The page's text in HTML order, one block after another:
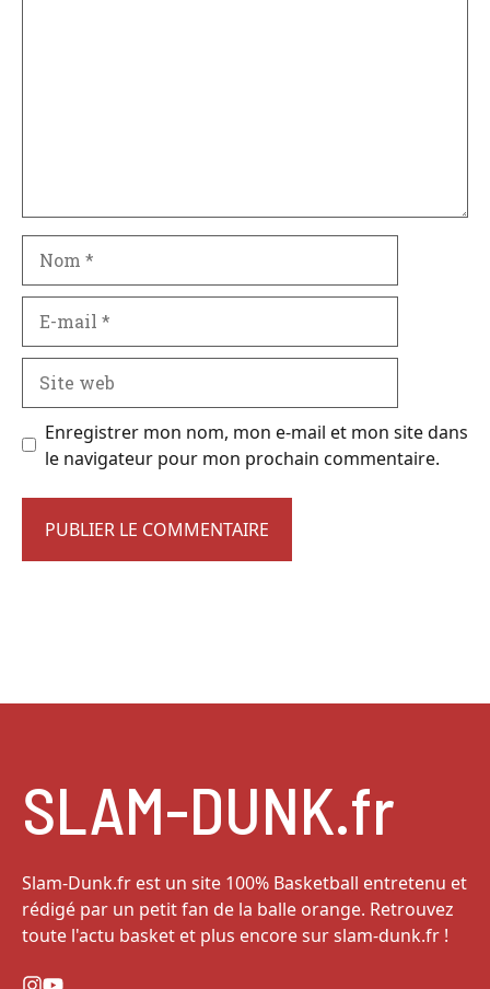
mail
web
Enregistrer mon nom, mon e-mail et mon site dans
le navigateur pour mon prochain commentaire.
SLAM-DUNK.fr
Slam-Dunk.fr est un site 100% Basketball entretenu et
rédigé par un petit fan de la balle orange. Retrouvez
toute l'actu basket et plus encore sur slam-dunk.fr !